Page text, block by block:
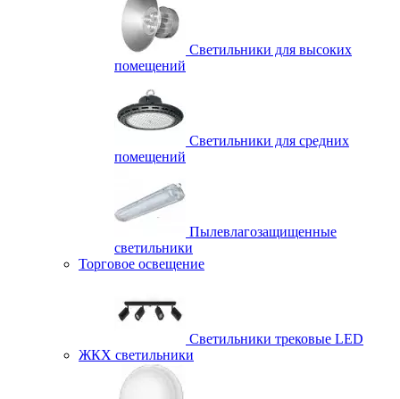
Светильники для высоких
помещений
Светильники для средних
помещений
Пылевлагозащищенные
светильники
Торговое освещение
Светильники трековые LED
ЖКХ светильники